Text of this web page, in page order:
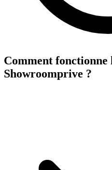
Comment fonctionne
Showroomprive ?